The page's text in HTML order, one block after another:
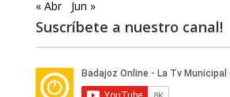
« Abr
Jun »
Suscríbete a nuestro canal!